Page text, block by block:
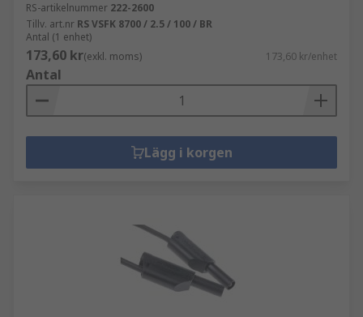
RS-artikelnummer 222-2600
Tillv. art.nr RS VSFK 8700 / 2.5 / 100 / BR
Antal (1 enhet)
173,60 kr(exkl. moms) 173,60 kr/enhet
Antal
Lägg i korgen